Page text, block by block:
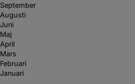
September
Augusti
Juni
Maj
April
Mars
Februari
Januari